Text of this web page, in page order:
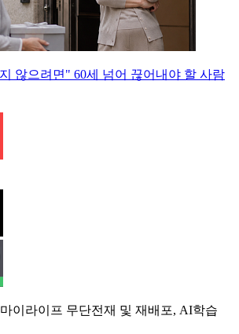
않으려면" 60세 넘어 끊어내야 할 사람
이라이프 무단전재 및 재배포, AI학습